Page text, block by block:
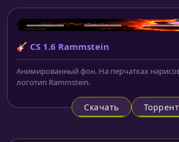
🎸 CS 1.6 Rammstein
Анимированный фон. На перчатках
логотип Rammstein.
Скачать Торрент